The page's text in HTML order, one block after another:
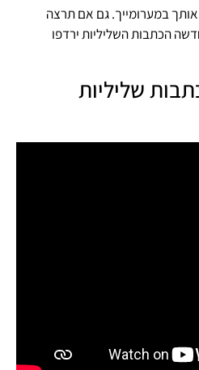
אותך במערומייך. גם אם תרצה
הכתבות השליליות ירדפו
שליליות